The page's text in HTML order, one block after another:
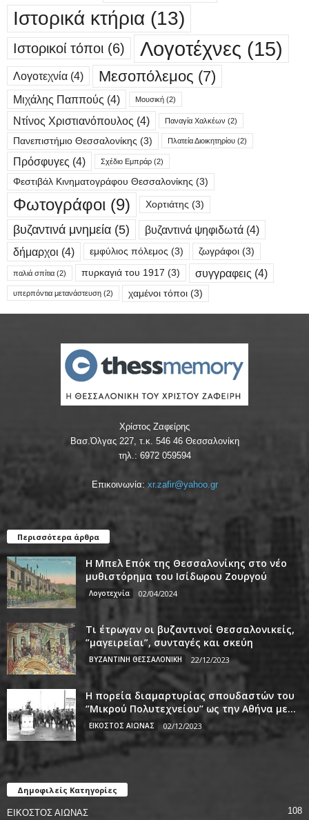
Ιστορικά κτήρια (13)
Ιστορικοί τόποι (6) Λογοτέχνες (15)
Λογοτεχνία (4) Μεσοπόλεμος (7)
Μιχάλης Παππούς (4) Μουσική (2)
Ντίνος Χριστιανόπουλος (4) Παναγία Χαλκέων (2)
Πανεπιστήμιο Θεσσαλονίκης (3) Πλατεία Διοικητηρίου (2)
Πρόσφυγες (4) Σχέδιο Εμπράρ (2)
Φεστιβάλ Κινηματογράφου Θεσσαλονίκης (3)
Φωτογράφοι (9) Χορτιάτης (3)
βυζαντινά μνημεία (5) βυζαντινά ψηφιδωτά (4)
δήμαρχοι (4) εμφύλιος πόλεμος (3) ζωγράφοι (3)
παλιά σπίτια (2) πυρκαγιά του 1917 (3) συγγραφεις (4)
υπερπόντια μετανάστευση (2) χαμένοι τόποι (3)
Χρίστος Ζαφείρης
Βασ.Όλγας 227, τ.κ. 546 46 Θεσσαλονίκη
τηλ.: 6972 059594
Επικοινωνία: xr.zafir@yahoo.gr
Περισσότερα άρθρα
Η Μπελ Επόκ της Θεσσαλονίκης στο νέο
μυθιστόρημα του Ισίδωρου Ζουργού
Λογοτεχνία 02/04/2024
Τι έτρωγαν οι βυζαντινοί Θεσσαλονικείς,
”μαγειρείαι”, συνταγές και σκεύη
ΒΥΖΑΝΤΙΝΗ ΘΕΣΣΑΛΟΝΙΚΗ 22/12/2023
Η πορεία διαμαρτυρίας σπουδαστών του
‘’Μικρού Πολυτεχνείου’’ ως την Αθήνα με...
ΕΙΚΟΣΤΟΣ ΑΙΩΝΑΣ 02/12/2023
Δημοφιλείς Κατηγορίες
ΕΙΚΟΣΤΟΣ ΑΙΩΝΑΣ 108